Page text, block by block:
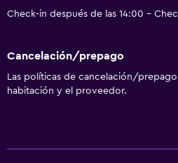
Check-in después de las 14:00 -
Cancelación/prepago
Las políticas de cancelación/
habitación y el proveedor.